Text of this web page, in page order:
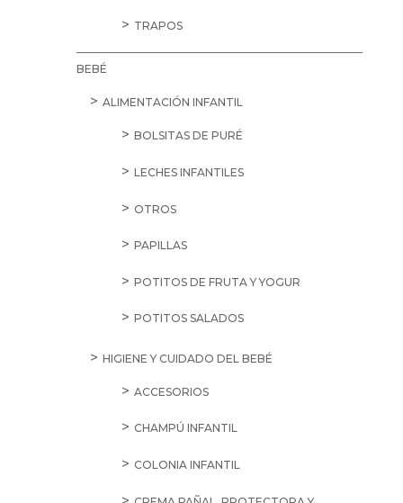
TRAPOS
BEBÉ
ALIMENTACIÓN INFANTIL
BOLSITAS DE PURÉ
LECHES INFANTILES
OTROS
PAPILLAS
POTITOS DE FRUTA Y YOGUR
POTITOS SALADOS
HIGIENE Y CUIDADO DEL BEBÉ
ACCESORIOS
CHAMPÚ INFANTIL
COLONIA INFANTIL